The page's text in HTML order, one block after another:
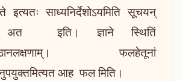
इत्यतः साध्यनिर्देशोऽयमिति सूचयन्
इति। ज्ञाने स्थितिं
फलहेतूनां
आह फल मिति।